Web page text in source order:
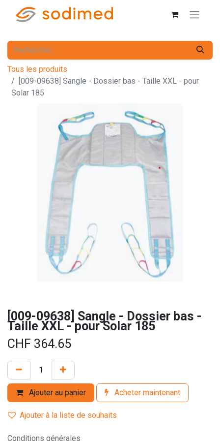
Tous les produits
[009-09638] Sangle - Dossier bas - Taille XXL - pour
Solar 185
[009-09638] Sangle - Dossier bas -
Taille XXL - pour Solar 185
CHF 364.65
Ajouter au panier Acheter maintenant
Ajouter à la liste de souhaits
Conditions générales